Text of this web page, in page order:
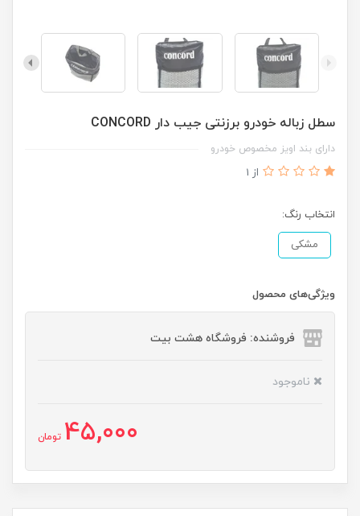
سطل زباله خودرو برزنتی جیب دار CONCORD
دارای بند اویز مخصوص خودرو
از 1
انتخاب رنگ:
مشکی
ویژگی‌های محصول
فروشنده: فروشگاه هشت بیت
ناموجود
45,000 تومان